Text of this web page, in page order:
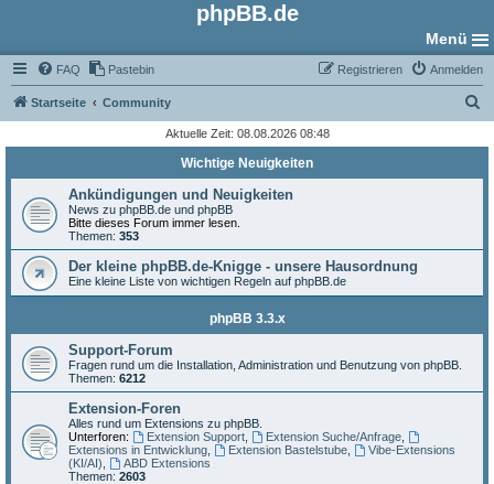
phpBB.de
Menü
FAQ Pastebin Anmelden
Registrieren
Startseite Community
h
Aktuelle Zeit: 08.08.2026 08:48
Wichtige Neuigkeiten
Ankündigungen und Neuigkeiten
News zu phpBB.de und phpBB
Bitte dieses Forum immer lesen.
Themen: 353
Der kleine phpBB.de-Knigge - unsere Hausordnung
Eine kleine Liste von wichtigen Regeln auf phpBB.de
phpBB 3.3.x
Support-Forum
Fragen rund um die Installation, Administration und Benutzung von phpBB.
Themen: 6212
Extension-Foren
Alles rund um Extensions zu phpBB.
Unterforen:
Extension Support, Extension Suche/Anfrage,
Extensions in Entwicklung
Extension Bastelstube,
Vibe-Extensions
(KI/AI)
ABD Extensions
Themen: 2603